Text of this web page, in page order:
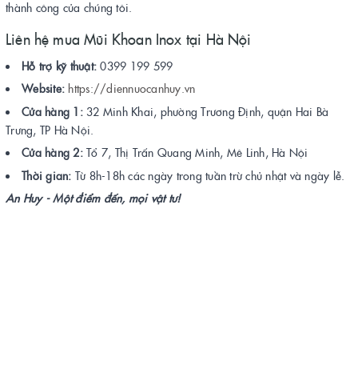
thành công của chúng tôi.
Liên hệ mua Mũi Khoan Inox tại Hà Nội
Hỗ trợ kỹ thuật: 0399 199 599
Website: https://diennuocanhuy.vn
Cửa hàng 1: 32 Minh Khai, phường Trương Định, quận Hai Bà
Trưng, TP Hà Nội.
Cửa hàng 2: Tổ 7, Thị Trấn Quang Minh, Mê Linh, Hà Nội
Thời gian: Từ 8h-18h các ngày trong tuần trừ chủ nhật và ngày lễ.
An Huy - Một điểm đến, mọi vật tư!